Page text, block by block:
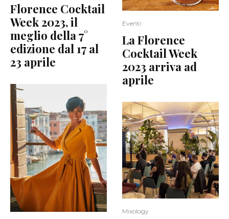
Florence Cocktail
Week 2023, il
meglio della 7°
edizione dal 17 al
23 aprile
Eventi
La Florence
Cocktail Week
2023 arriva ad
aprile
Mixology